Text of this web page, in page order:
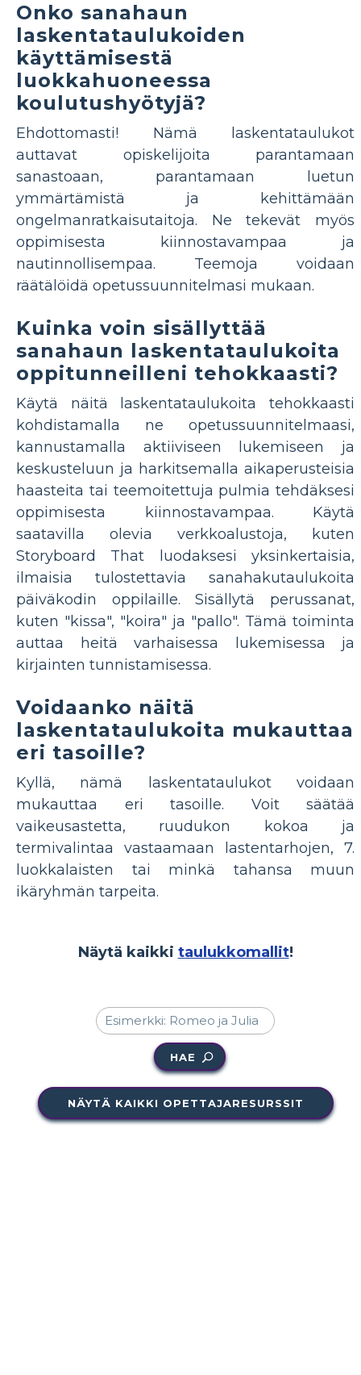
Onko sanahaun
laskentataulukoiden
käyttämisestä
luokkahuoneessa
koulutushyötyjä?
Ehdottomasti! Nämä laskentataulukot
auttavat opiskelijoita parantamaan
sanastoaan, parantamaan luetun
ymmärtämistä ja kehittämään
ongelmanratkaisutaitoja. Ne tekevät myös
oppimisesta kiinnostavampaa ja
nautinnollisempaa. Teemoja voidaan
räätälöidä opetussuunnitelmasi mukaan.
Kuinka voin sisällyttää
sanahaun laskentataulukoita
oppitunneilleni tehokkaasti?
Käytä näitä laskentataulukoita tehokkaasti
kohdistamalla ne opetussuunnitelmaasi,
kannustamalla aktiiviseen lukemiseen ja
keskusteluun ja harkitsemalla aikaperusteisia
haasteita tai teemoitettuja pulmia tehdäksesi
oppimisesta kiinnostavampaa. Käytä
saatavilla olevia verkkoalustoja, kuten
Storyboard That luodaksesi yksinkertaisia,
ilmaisia ​​tulostettavia sanahakutaulukoita
päiväkodin oppilaille. Sisällytä perussanat,
kuten "kissa", "koira" ja "pallo". Tämä toiminta
auttaa heitä varhaisessa lukemisessa ja
kirjainten tunnistamisessa.
Voidaanko näitä
laskentataulukoita mukauttaa
eri tasoille?
Kyllä, nämä laskentataulukot voidaan
mukauttaa eri tasoille. Voit säätää
vaikeusastetta, ruudukon kokoa ja
termivalintaa vastaamaan lastentarhojen, 7.
luokkalaisten tai minkä tahansa muun
ikäryhmän tarpeita.
Näytä kaikki taulukkomallit!
HAE
NÄYTÄ KAIKKI OPETTAJARESURSSIT